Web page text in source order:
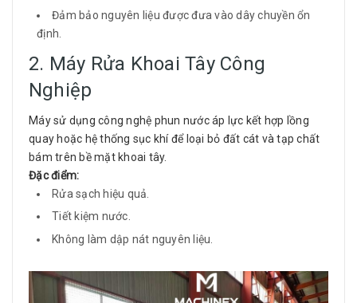
Đảm bảo nguyên liệu được đưa vào dây chuyền ổn
định.
2. Máy Rửa Khoai Tây Công
Nghiệp
Máy sử dụng công nghệ phun nước áp lực kết hợp lồng
quay hoặc hệ thống sục khí để loại bỏ đất cát và tạp chất
bám trên bề mặt khoai tây.
Đặc điểm:
Rửa sạch hiệu quả.
Tiết kiệm nước.
Không làm dập nát nguyên liệu.